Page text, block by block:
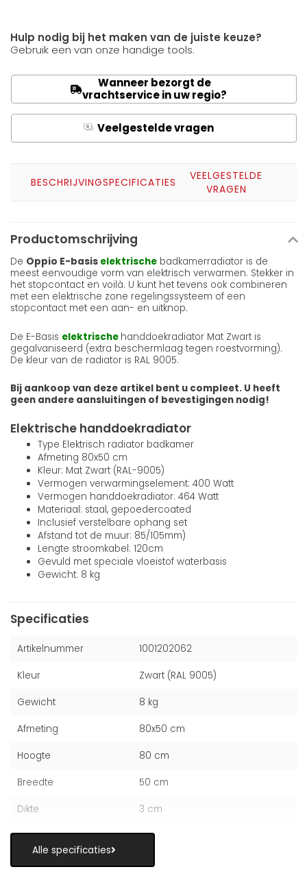
Hulp nodig bij het maken van de juiste keuze?
Gebruik een van onze handige tools.
Wanneer bezorgt de
vrachtservice in uw regio?
Q Veelgestelde vragen
BESCHRIJVINGSPECIFICATIES
VEELGESTELDE
VRAGEN
Productomschrijving
De Oppio E-basis elektrische badkamerradiator is de
meest eenvoudige vorm van elektrisch verwarmen. Stekker in
het stopcontact en voilà. U kunt het tevens ook combineren
met een elektrische zone regelingssysteem of een
stopcontact met een aan- en uitknop.
De E-Basis elektrische handdoekradiator Mat Zwart is
gegalvaniseerd (extra beschermlaag tegen roestvorming).
De kleur van de radiator is RAL 9005.
Bij aankoop van deze artikel bent u compleet. U heeft
geen andere aansluitingen of bevestigingen nodig!
Elektrische handdoekradiator
Type Elektrisch radiator badkamer
Afmeting 80x50 cm
Kleur: Mat Zwart (RAL-9005)
Vermogen verwarmingselement: 400 Watt
Vermogen handdoekradiator: 464 Watt
Materiaal: staal, gepoedercoated
Inclusief verstelbare ophang set
Afstand tot de muur: 85/105mm)
Lengte stroomkabel: 120cm
Gevuld met speciale vloeistof waterbasis
Gewicht: 8 kg
Specificaties
Artikelnummer 1001202062
Kleur Zwart (RAL 9005)
Gewicht 8 kg
Afmeting 80x50 cm
Hoogte 80 cm
Breedte 50 cm
Dikte 3 cm
Alle specificaties